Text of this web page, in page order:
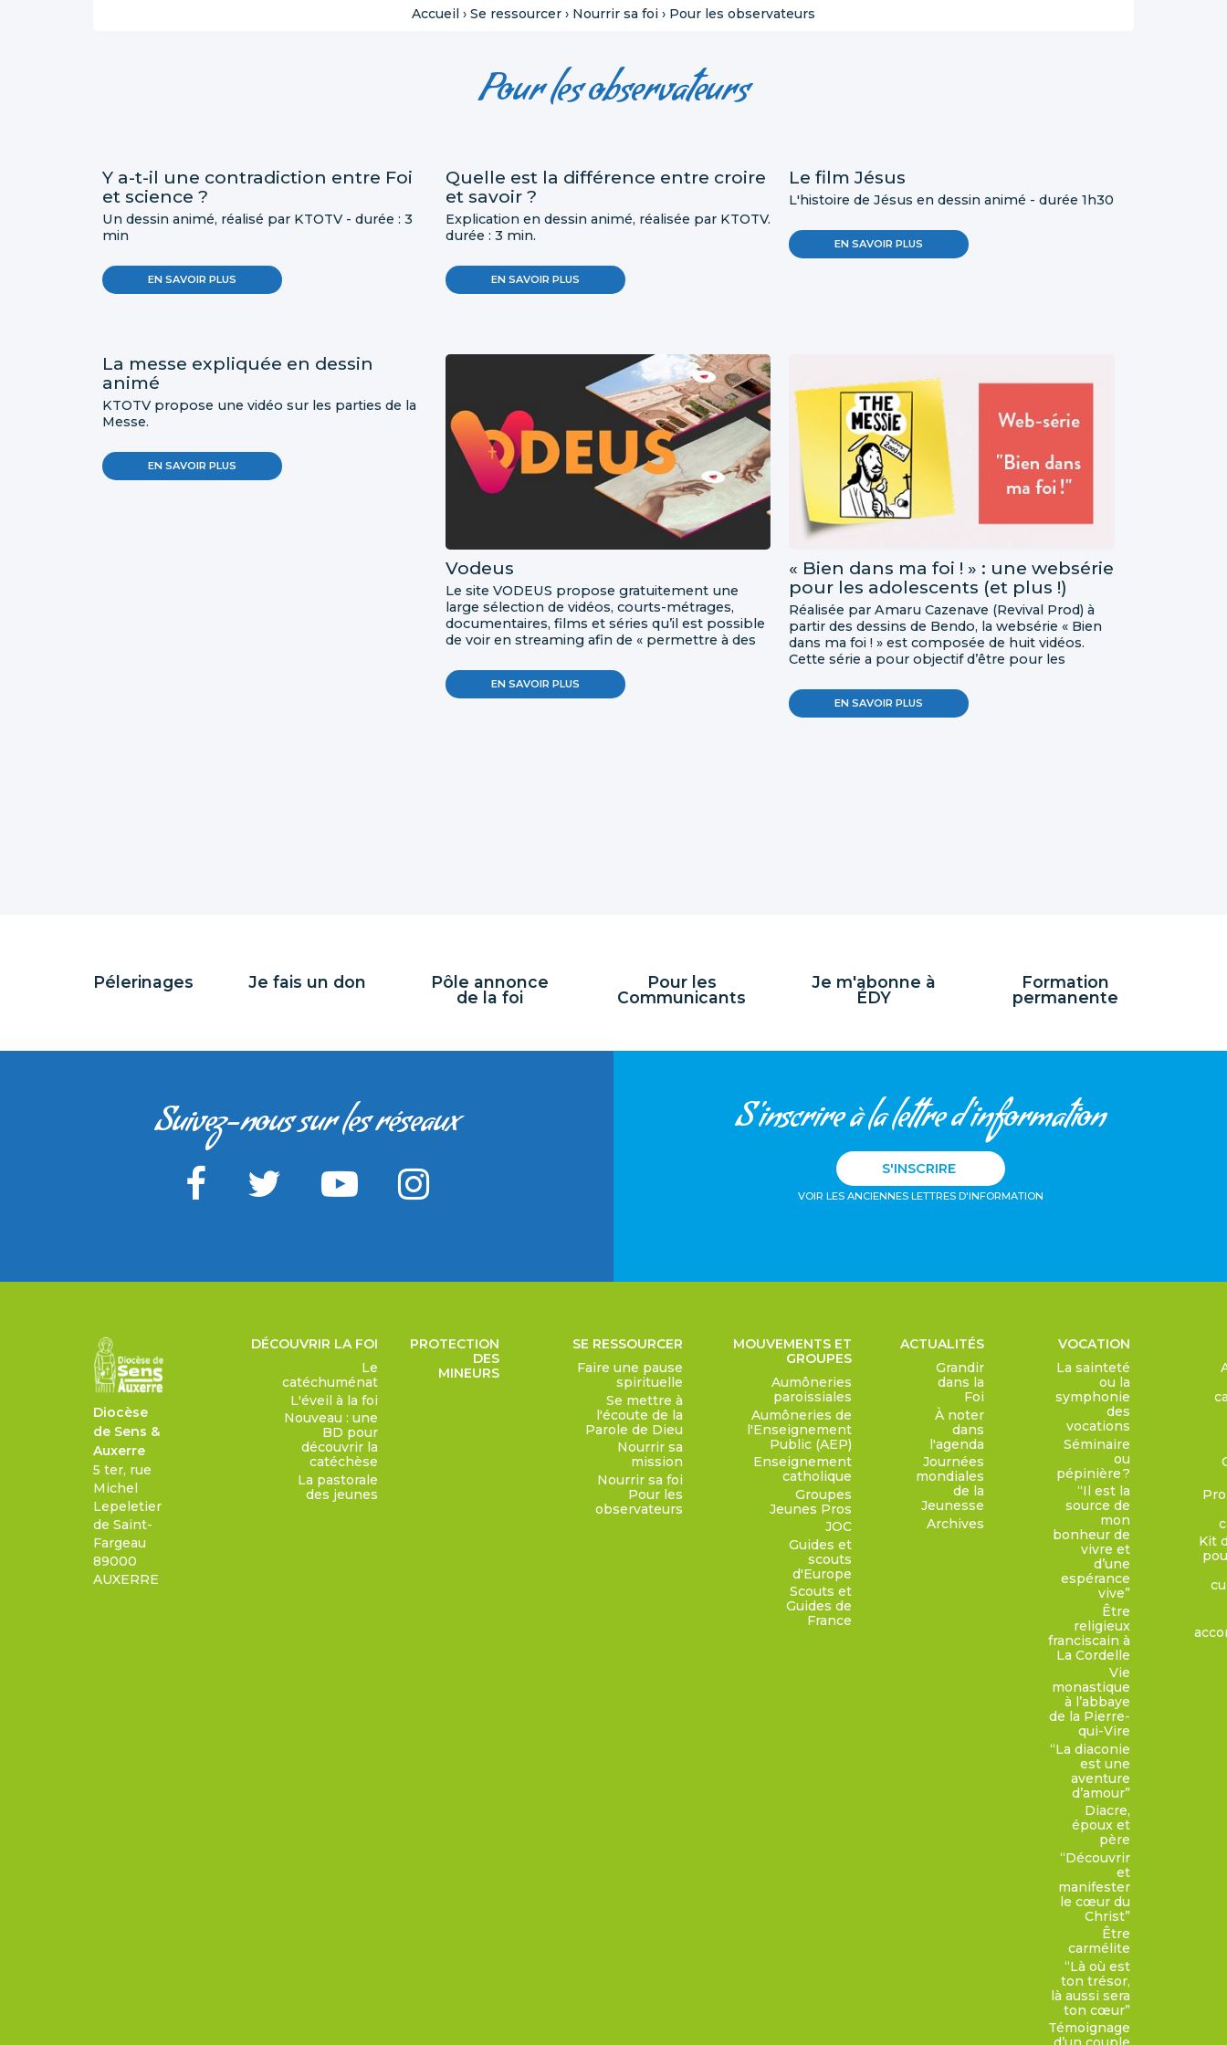
Accueil › Se ressourcer › Nourrir sa foi › Pour les observateurs
Pour les observateurs
Y a-t-il une contradiction entre Foi
et science ?
Un dessin animé, réalisé par KTOTV - durée : 3
min
EN SAVOIR PLUS
Quelle est la différence entre croire
et savoir ?
Explication en dessin animé, réalisée par KTOTV.
durée : 3 min.
EN SAVOIR PLUS
Le film Jésus
L'histoire de Jésus en dessin animé - durée 1h30
EN SAVOIR PLUS
La messe expliquée en dessin
animé
KTOTV propose une vidéo sur les parties de la
Messe.
EN SAVOIR PLUS
Vodeus
Le site VODEUS propose gratuitement une
large sélection de vidéos, courts-métrages,
documentaires, films et séries qu’il est possible
de voir en streaming afin de « permettre à des
la rencontre entre la culture contemporaine et
la foi catholique ».
EN SAVOIR PLUS
« Bien dans ma foi ! » : une websérie
pour les adolescents (et plus !)
Réalisée par Amaru Cazenave (Revival Prod) à
partir des dessins de Bendo, la websérie « Bien
dans ma foi ! » est composée de huit vidéos.
Cette série a pour objectif d’être pour les
en quelques minutes les fondements de la foi
catholique. Les fiches qui accompagnent ces
EN SAVOIR PLUS
Pélerinages Je fais un don
Pôle annonce
de la foi
Pour les
Communicants
Je m'abonne à
ÉDY
Formation
permanente
Suivez-nous sur les réseaux S'inscrire à la lettre d'information
S'INSCRIRE
VOIR LES ANCIENNES LETTRES D'INFORMATION
Diocèse
de Sens &
Auxerre
5 ter, rue
Michel
Lepeletier
de Saint-
Fargeau
89000
AUXERRE
DÉCOUVRIR LA FOI
Le
catéchuménat
L'éveil à la foi
Nouveau : une
BD pour
découvrir la
catéchèse
La pastorale
des jeunes
PROTECTION
DES
MINEURS
SE RESSOURCER
Faire une pause
spirituelle
Se mettre à
l'écoute de la
Parole de Dieu
Nourrir sa
mission
Nourrir sa foi
Pour les
observateurs
MOUVEMENTS ET
GROUPES
Aumôneries
paroissiales
Aumôneries de
l'Enseignement
Public (AEP)
Enseignement
catholique
Groupes
Jeunes Pros
JOC
Guides et
scouts
d'Europe
Scouts et
Guides de
France
ACTUALITÉS
Grandir
dans la
Foi
À noter
dans
l'agenda
Journées
mondiales
de la
Jeunesse
Archives
VOCATION
La sainteté
ou la
symphonie
des
vocations
Séminaire
ou
pépinière ?
“Il est la
source de
mon
bonheur de
vivre et
d’une
espérance
vive”
Être
religieux
franciscain à
La Cordelle
Vie
monastique
à l’abbaye
de la Pierre-
qui-Vire
“La diaconie
est une
aventure
d’amour”
Diacre,
époux et
père
“Découvrir
et
manifester
le cœur du
Christ”
Être
carmélite
“Là où est
ton trésor,
là aussi sera
ton cœur”
Témoignage
Kit